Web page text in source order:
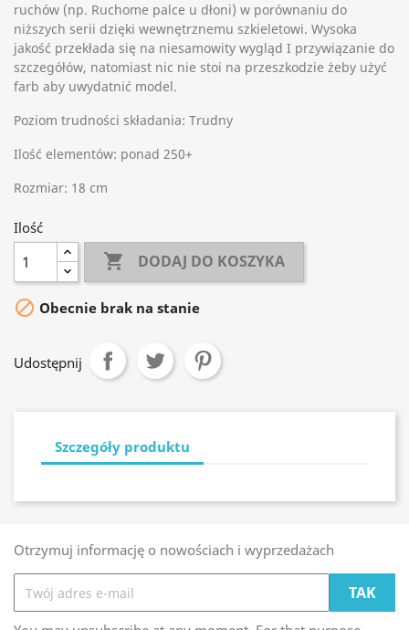
ruchów (np. Ruchome palce u dłoni) w porównaniu do
niższych serii dzięki wewnętrznemu szkieletowi. Wysoka
jakość przekłada się na niesamowity wygląd I przywiązanie do
szczegółów, natomiast nic nie stoi na przeszkodzie żeby użyć
farb aby uwydatnić model.
Poziom trudności składania: Trudny
Ilość elementów: ponad 250+
Rozmiar: 18 cm
Ilość
 DODAJ DO KOSZYKA
 Obecnie brak na stanie
Udostępnij
Szczegóły produktu
Otrzymuj informację o nowościach i wyprzedażach